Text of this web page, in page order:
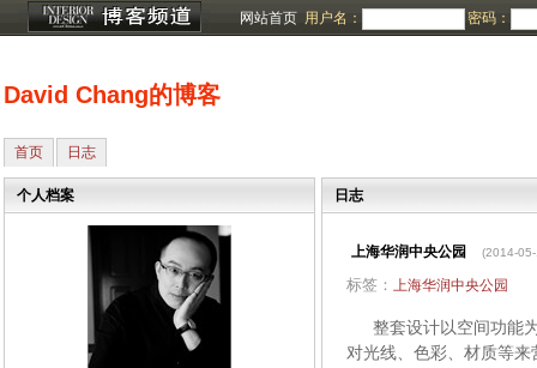
网站首页 用户名： 密码：
David Chang的博客
首页 日志
个人档案 日志
上海华润中央公园 (2014-
标签： 上海华润中央公园
整套设计以空间功能为
对光线、色彩、材质等